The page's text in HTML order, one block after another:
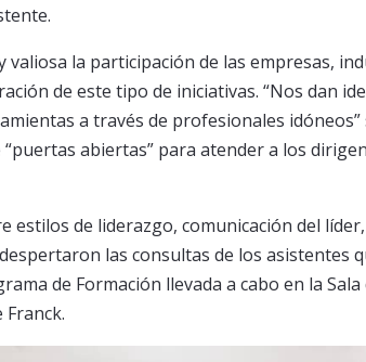
la participación de las empresas,
de este tipo de iniciativas. “Nos dan
a través de profesionales
abiertas” para atender a los
estilos de liderazgo, comunicación del
las consultas de los asistentes
de Formación llevada a cabo en la